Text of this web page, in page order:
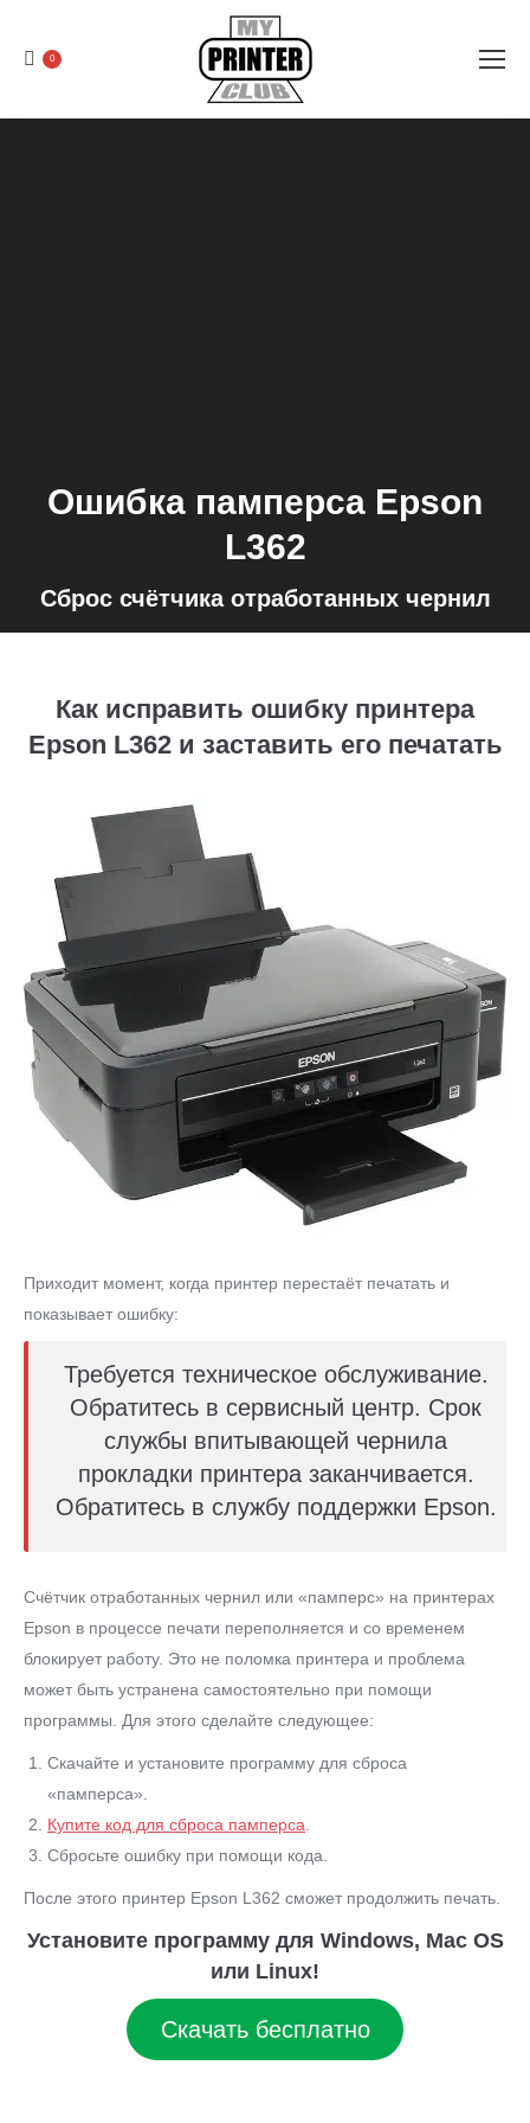
0
Ошибка памперса Epson
L362
Сброс счётчика отработанных чернил
Как исправить ошибку принтера
Epson L362 и заставить его печатать
Приходит момент, когда принтер перестаёт печатать и
показывает ошибку:
Требуется техническое обслуживание.
Обратитесь в сервисный центр. Срок
службы впитывающей чернила
прокладки принтера заканчивается.
Обратитесь в службу поддержки Epson.
Счётчик отработанных чернил или «памперс» на принтерах
Epson в процессе печати переполняется и со временем
блокирует работу. Это не поломка принтера и проблема
может быть устранена самостоятельно при помощи
программы. Для этого сделайте следующее:
Скачайте и установите программу для сброса
«памперса».
Купите код для сброса памперса
Сбросьте ошибку при помощи кода.
После этого принтер Epson L362 сможет продолжить печать.
Установите программу для Windows, Mac OS
или Linux!
Скачать бесплатно